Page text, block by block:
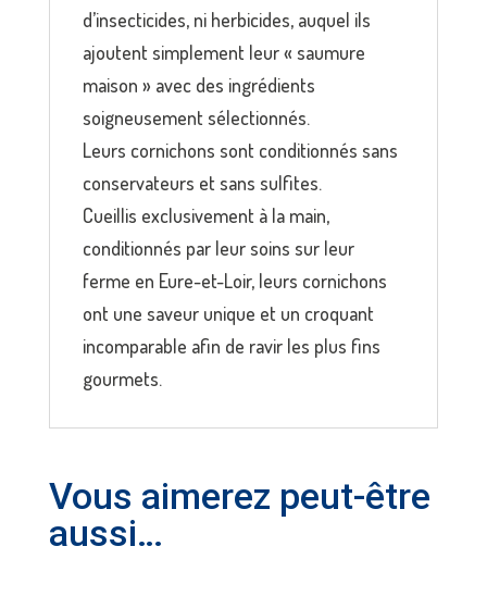
d’insecticides, ni herbicides, auquel ils
ajoutent simplement leur « saumure
maison » avec des ingrédients
soigneusement sélectionnés.
Leurs cornichons sont conditionnés sans
conservateurs et sans sulfites.
Cueillis exclusivement à la main,
conditionnés par leur soins sur leur
ferme en Eure-et-Loir, leurs cornichons
ont une saveur unique et un croquant
incomparable afin de ravir les plus fins
gourmets.
Vous aimerez peut-être
aussi…